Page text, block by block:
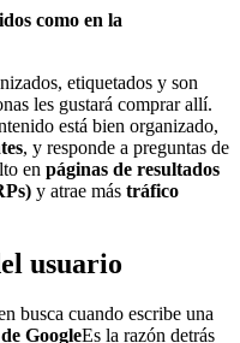
como en la
etiquetados y son
les gustará comprar allí.
está bien organizado,
, y responde a preguntas de
en páginas de resultados
y atrae más tráfico
usuario
busca cuando escribe una
GoogleEs la razón detrás